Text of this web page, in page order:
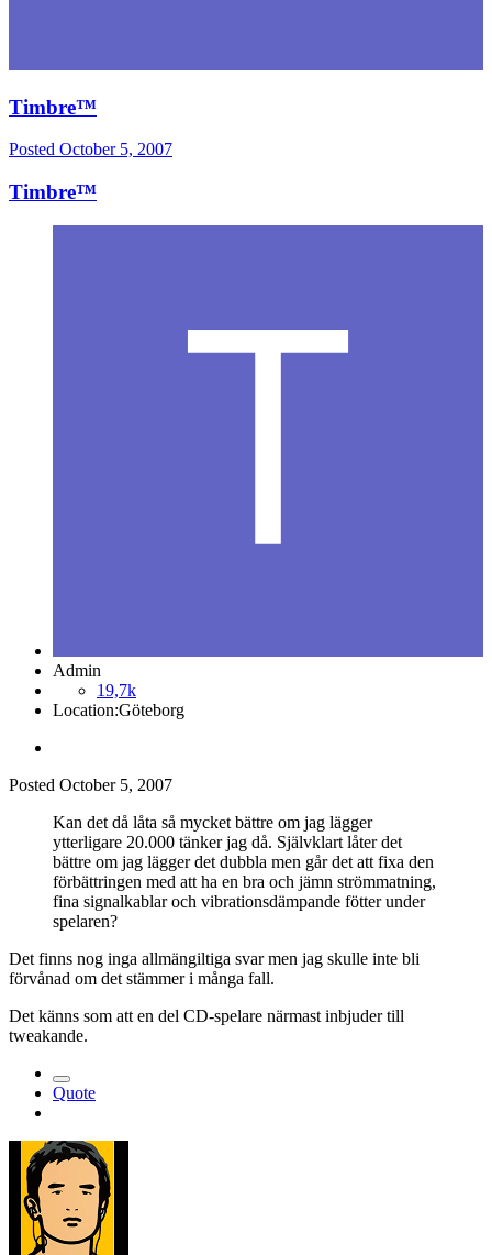
Timbre™
Posted October 5, 2007
Timbre™
Admin
19,7k
Location:Göteborg
Posted October 5, 2007
Kan det då låta så mycket bättre om jag lägger
ytterligare 20.000 tänker jag då. Självklart låter det
bättre om jag lägger det dubbla men går det att fixa den
förbättringen med att ha en bra och jämn strömmatning,
fina signalkablar och vibrationsdämpande fötter under
spelaren?
Det finns nog inga allmängiltiga svar men jag skulle inte bli
förvånad om det stämmer i många fall.
Det känns som att en del CD-spelare närmast inbjuder till
tweakande.
Quote